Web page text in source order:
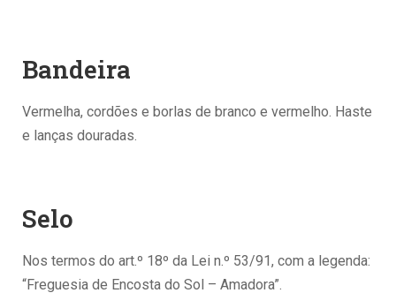
Bandeira
Vermelha, cordões e borlas de branco e vermelho. Haste
e lanças douradas.
Selo
Nos termos do art.º 18º da Lei n.º 53/91, com a legenda:
“Freguesia de Encosta do Sol – Amadora”.